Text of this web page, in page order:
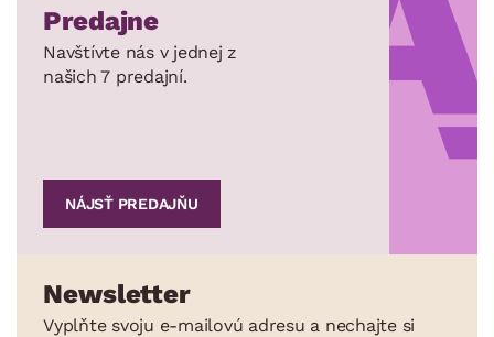
Predajne
Navštívte nás v jednej z
našich 7 predajní.
NÁJSŤ PREDAJŇU
Newsletter
Vyplňte svoju e-mailovú adresu a nechajte si